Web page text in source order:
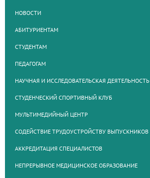
НОВОСТИ
АБИТУРИЕНТАМ
СТУДЕНТАМ
ПЕДАГОГАМ
НАУЧНАЯ И ИССЛЕДОВАТЕЛЬСКАЯ ДЕЯТЕЛЬНОСТЬ
СТУДЕНЧЕСКИЙ СПОРТИВНЫЙ КЛУБ
МУЛЬТИМЕДИЙНЫЙ ЦЕНТР
СОДЕЙСТВИЕ ТРУДОУСТРОЙСТВУ ВЫПУСКНИКОВ
АККРЕДИТАЦИЯ СПЕЦИАЛИСТОВ
НЕПРЕРЫВНОЕ МЕДИЦИНСКОЕ ОБРАЗОВАНИЕ